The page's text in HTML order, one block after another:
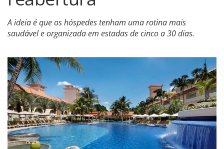
A ideia é que os hóspedes tenham uma rotina mais
saudável e organizada em estadas de cinco a 30 dias.